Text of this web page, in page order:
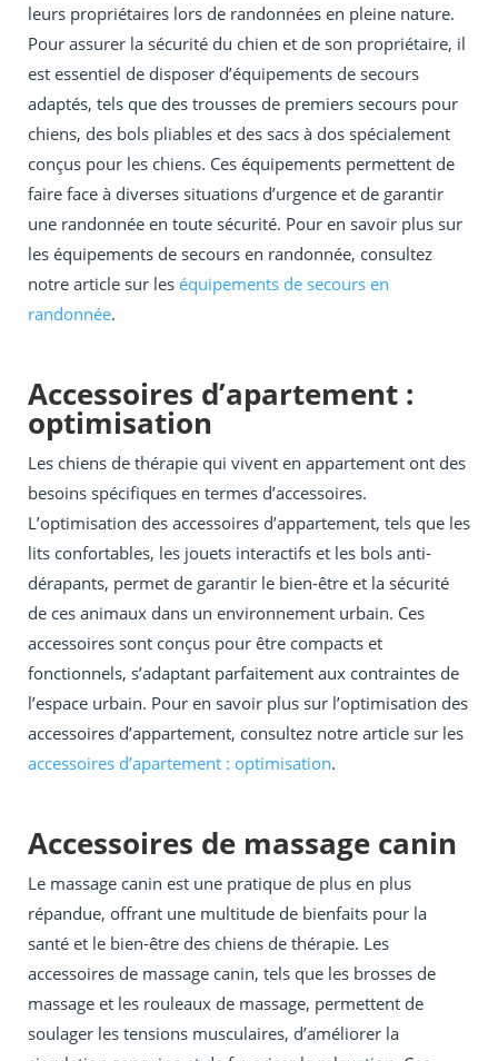
leurs propriétaires lors de randonnées en pleine nature.
Pour assurer la sécurité du chien et de son propriétaire, il
est essentiel de disposer d’équipements de secours
adaptés, tels que des trousses de premiers secours pour
chiens, des bols pliables et des sacs à dos spécialement
conçus pour les chiens. Ces équipements permettent de
faire face à diverses situations d’urgence et de garantir
une randonnée en toute sécurité. Pour en savoir plus sur
les équipements de secours en randonnée, consultez
notre article sur les équipements de secours en
randonnée.
Accessoires d’apartement :
optimisation
Les chiens de thérapie qui vivent en appartement ont des
besoins spécifiques en termes d’accessoires.
L’optimisation des accessoires d’appartement, tels que les
lits confortables, les jouets interactifs et les bols anti-
dérapants, permet de garantir le bien-être et la sécurité
de ces animaux dans un environnement urbain. Ces
accessoires sont conçus pour être compacts et
fonctionnels, s’adaptant parfaitement aux contraintes de
l’espace urbain. Pour en savoir plus sur l’optimisation des
accessoires d’appartement, consultez notre article sur les
accessoires d’apartement : optimisation.
Accessoires de massage canin
Le massage canin est une pratique de plus en plus
répandue, offrant une multitude de bienfaits pour la
santé et le bien-être des chiens de thérapie. Les
accessoires de massage canin, tels que les brosses de
massage et les rouleaux de massage, permettent de
soulager les tensions musculaires, d’améliorer la